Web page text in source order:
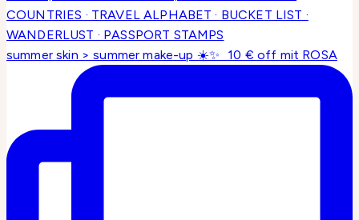
summer skin > summer make-up ☀️✨ 10 € off mit ROSA